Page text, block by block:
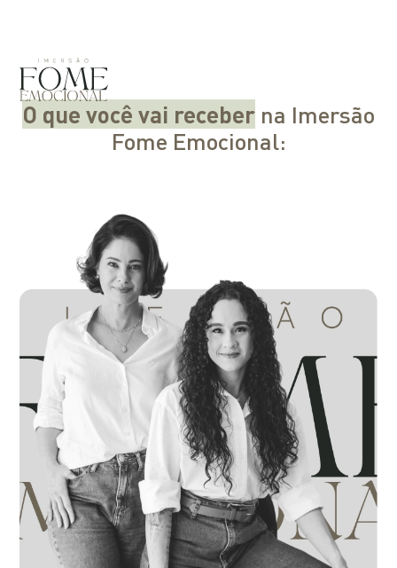
O que você vai receber na Imersão
Fome Emocional: